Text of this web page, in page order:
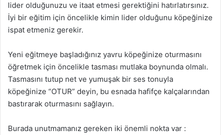
lider olduğunuzu ve itaat etmesi gerektiğini hatırlatırsınız.
İyi bir eğitim için öncelikle kimin lider olduğunu köpeğinize
ispat etmeniz gerekir.
Yeni eğitmeye başladığınız yavru köpeğinize oturmasını
öğretmek için öncelikle tasması mutlaka boynunda olmalı.
Tasmasını tutup net ve yumuşak bir ses tonuyla
köpeğinize “OTUR” deyin, bu esnada hafifçe kalçalarından
bastırarak oturmasını sağlayın.
Burada unutmamanız gereken iki önemli nokta var :